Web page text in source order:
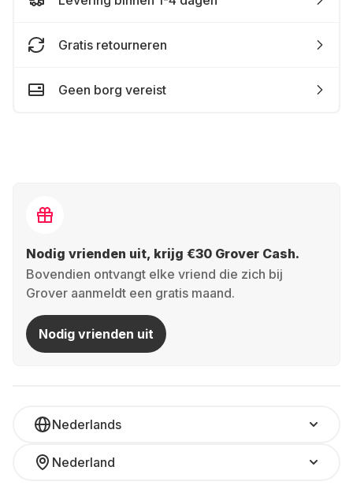
Gratis retourneren
Geen borg vereist
Nodig vrienden uit, krijg €30 Grover Cash.
Bovendien ontvangt elke vriend die zich bij
Grover aanmeldt een gratis maand.
Nodig vrienden uit
Nederlands
Nederland